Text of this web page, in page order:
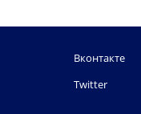
Вконтакте
Twitter